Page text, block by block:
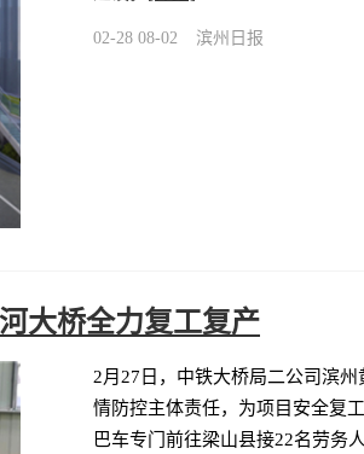
02-28 08-02 滨州日报
大桥全力复工复产
2月27日，中铁大桥局二公司滨
情防控主体责任，为项目安全复
巴车专门前往梁山县接22名劳务